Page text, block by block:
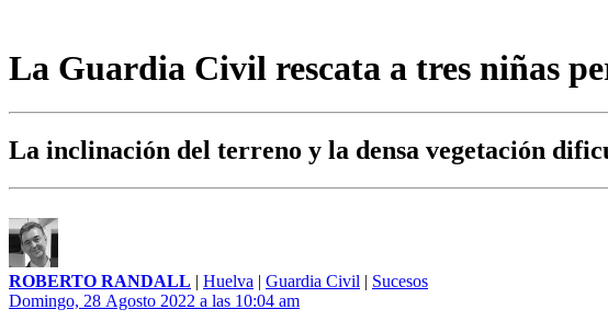
La Guardia Civil rescata a tres niñas
La inclinación del terreno y la densa vegetación
ROBERTO RANDALL | Huelva | Guardia Civil | Sucesos
Domingo, 28 Agosto 2022 a las 10:04 am